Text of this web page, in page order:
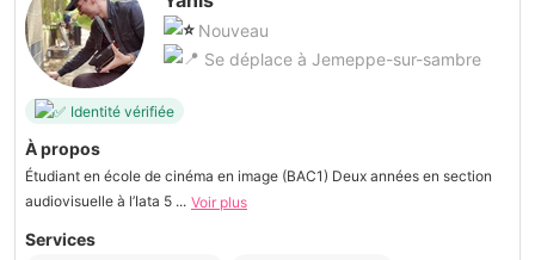
Nouveau
Se déplace à Jemeppe-sur-sambre
Identité vérifiée
À propos
Étudiant en école de cinéma en image (BAC1) Deux années en section
audiovisuelle à l’Iata 5 ... Voir plus
Services